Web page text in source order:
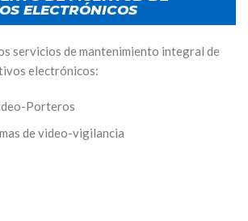
ELECTRÓNICOS
servicios de mantenimiento integral de
electrónicos:
Porteros
de video-vigilancia